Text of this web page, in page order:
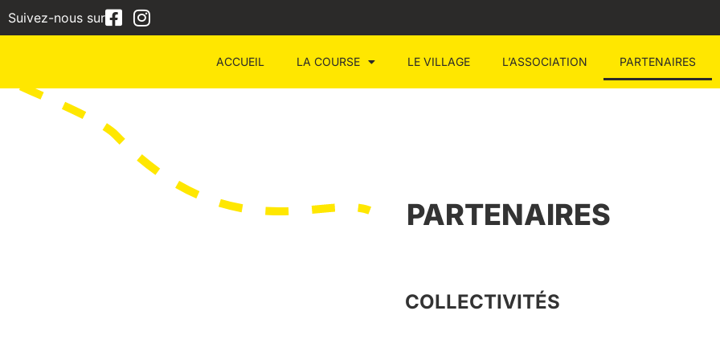
Suivez-nous sur
ACCUEIL LA COURSE LE VILLAGE L’ASSOCIATION PARTENAIRES
PARTENAIRES
COLLECTIVITÉS